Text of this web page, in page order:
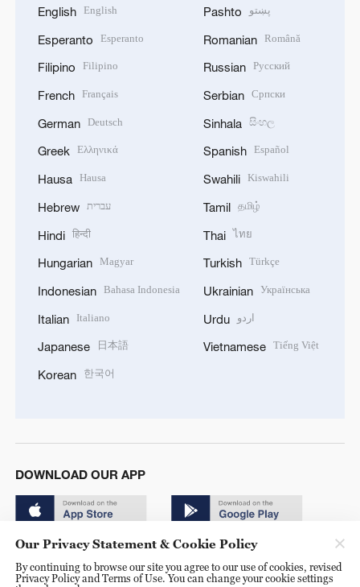
English English
Esperanto Esperanto
Filipino Filipino
French Français
German Deutsch
Greek Ελληνικά
Hausa Hausa
Hebrew עברית
Hindi हिन्दी
Hungarian Magyar
Indonesian Bahasa Indonesia
Italian Italiano
Japanese 日本語
Korean 한국어
Pashto پښتو
Romanian Română
Russian Русский
Serbian Српски
Sinhala සිංහල
Spanish Español
Swahili Kiswahili
Tamil தமிழ்
Thai ไทย
Turkish Türkçe
Ukrainian Українська
Urdu اردو
Vietnamese Tiếng Việt
DOWNLOAD OUR APP
Our Privacy Statement & Cookie Policy
By continuing to browse our site you agree to our use of cookies, revised
Privacy Policy and Terms of Use. You can change your cookie settings